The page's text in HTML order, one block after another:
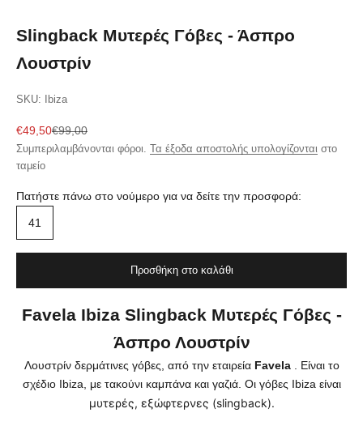
Slingback Μυτερές Γόβες - Άσπρο
Λουστρίν
SKU: Ibiza
Τιμή πώλησης
€49,50Κανονική τιμή
€99,00
Συμπεριλαμβάνονται φόροι. Τα έξοδα αποστολής υπολογίζονται στο
ταμείο
Πατήστε πάνω στο νούμερο για να δείτε την προσφορά:
41
Προσθήκη στο καλάθι
Favela Ibiza Slingback Μυτερές Γόβες -
Άσπρο Λουστρίν
Λουστρίν δερμάτινες γόβες, από την εταιρεία Favela. Είναι το
σχέδιο Ibiza, με τακούνι καμπάνα και γαζιά. Οι γόβες Ibiza είναι
μυτερές, εξώφτερνες (slingback).